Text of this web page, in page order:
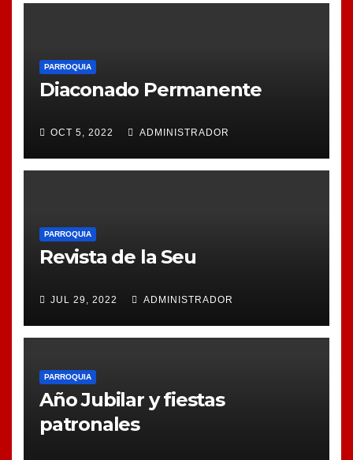
PARROQUIA
Diaconado Permanente
OCT 5, 2022 ADMINISTRADOR
PARROQUIA
Revista de la Seu
JUL 29, 2022 ADMINISTRADOR
PARROQUIA
Año Jubilar y fiestas
patronales